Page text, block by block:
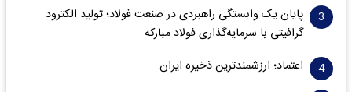
پایان یک وابستگی راهبردی در صنعت فولاد؛ تولید الکترود
گرافیتی با سرمایه‌گذاری فولاد مبارکه
اعتماد؛ ارزشمندترین ذخیره ایران